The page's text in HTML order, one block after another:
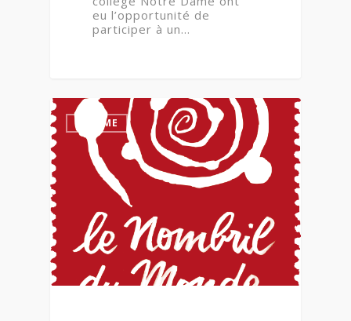
eu l’opportunité de
participer à un…
SIXIÈME